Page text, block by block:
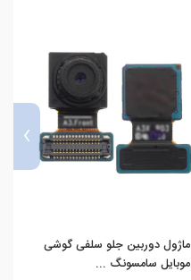
ماژول دوربین جلو سلفی گوشی
موبایل سامسونگ ...
›